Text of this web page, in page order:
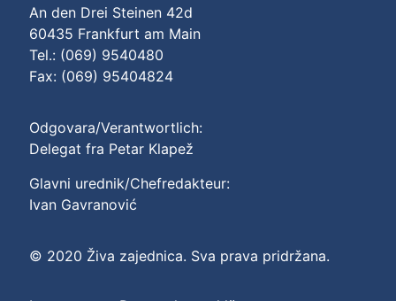
An den Drei Steinen 42d
60435 Frankfurt am Main
Tel.: (069) 9540480
Fax: (069) 95404824
Odgovara/Verantwortlich:
Delegat fra Petar Klapež
Glavni urednik/Chefredakteur:
Ivan Gavranović
© 2020 Živa zajednica. Sva prava pridržana.